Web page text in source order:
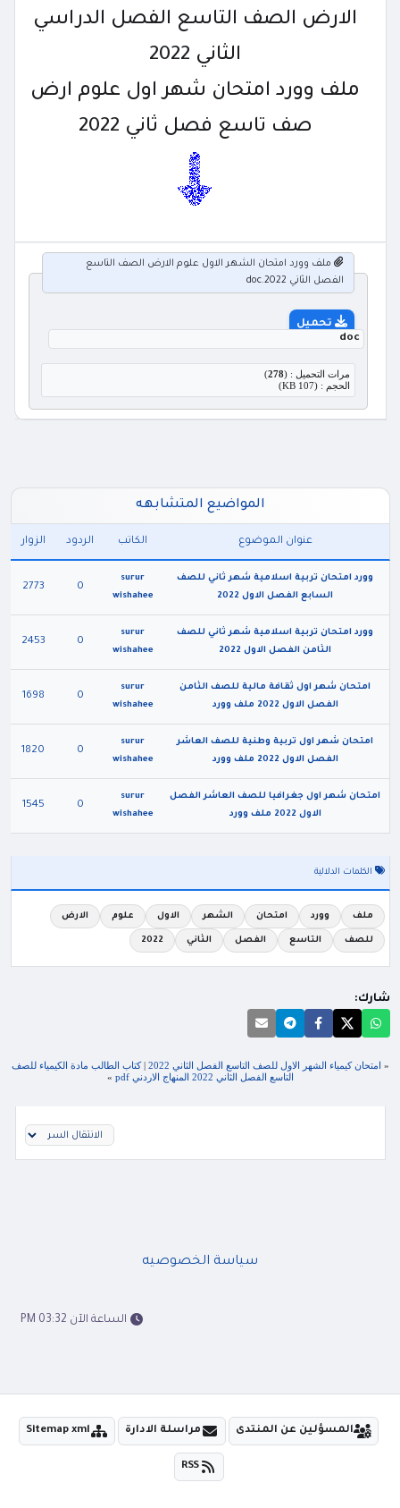
الارض الصف التاسع الفصل الدراسي
الثاني 2022
ملف وورد امتحان شهر اول علوم ارض
صف تاسع فصل ثاني 2022
ملف وورد امتحان الشهر الاول علوم الارض الصف التاسع
الفصل الثاني 2022.doc
تحميل
doc
مرات التحميل : (278
)
الحجم : (107 KB)
المواضيع المتشابهه
عنوان الموضوع الكاتب الردود الزوار
وورد امتحان تربية اسلامية شهر ثاني للصف
السابع الفصل الاول 2022
surur
wishahee
0
2773
وورد امتحان تربية اسلامية شهر ثاني للصف
الثامن الفصل الاول 2022
surur
wishahee
0
2453
امتحان شهر اول ثقافة مالية للصف الثامن
الفصل الاول 2022 ملف وورد
surur
wishahee
0
1698
امتحان شهر اول تربية وطنية للصف العاشر
الفصل الاول 2022 ملف وورد
surur
wishahee
0
1820
امتحان شهر اول جغرافيا للصف العاشر الفصل
الاول 2022 ملف وورد
surur
wishahee
0
1545
الكلمات الدلالية
ملف وورد امتحان الشهر الاول علوم الارض
للصف التاسع الفصل الثاني 2022
شارك:
« امتحان كيمياء الشهر الاول للصف التاسع الفصل الثاني 2022 |كتاب الطالب مادة الكيمياء للصف
التاسع الفصل الثاني 2022 المنهاج الاردني pdf
»
سياسة الخصوصيه
الساعة الآن 03:32 PM
المسؤلين عن المنتدى مراسلة الادارة Sitemap xml
RSS